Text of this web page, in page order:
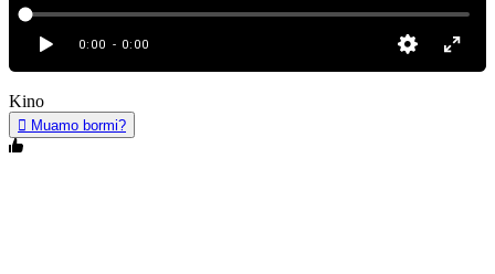
0:00 - 0:00
Kino
Muamo bormi?